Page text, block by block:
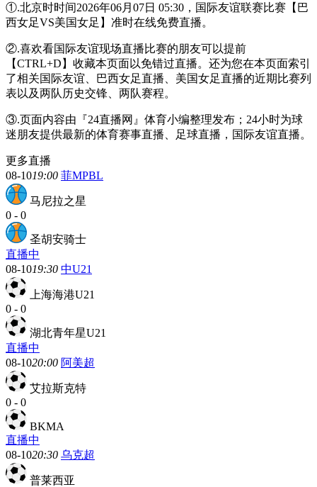
①.北京时时间2026年06月07日 05:30，国际友谊联赛比赛【巴
西女足VS美国女足】准时在线免费直播。
②.喜欢看国际友谊现场直播比赛的朋友可以提前
【CTRL+D】收藏本页面以免错过直播。还为您在本页面索引
了相关国际友谊、巴西女足直播、美国女足直播的近期比赛列
表以及两队历史交锋、两队赛程。
③.页面内容由『24直播网』体育小编整理发布；24小时为球
迷朋友提供最新的体育赛事直播、足球直播，国际友谊直播。
更多直播
08-1019:00 菲MPBL
马尼拉之星
0 - 0
圣胡安骑士
直播中
08-1019:30 中U21
上海海港U21
0 - 0
湖北青年星U21
直播中
08-1020:00 阿美超
艾拉斯克特
0 - 0
BKMA
直播中
08-1020:30 乌克超
普莱西亚